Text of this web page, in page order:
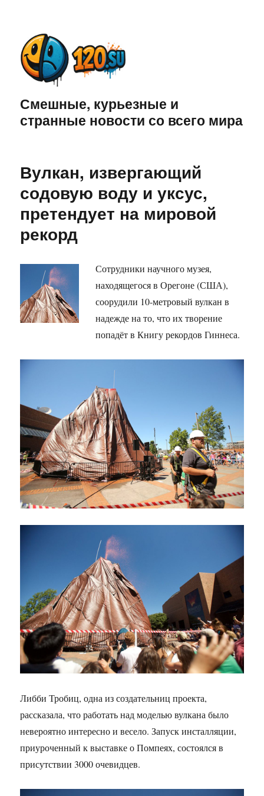
Смешные, курьезные и
странные новости со всего мира
Вулкан, извергающий
содовую воду и уксус,
претендует на мировой
рекорд
Сотрудники научного музея,
находящегося в Орегоне (США),
соорудили 10-метровый вулкан в
надежде на то, что их творение
попадёт в Книгу рекордов Гиннеса.
Либби Тробиц, одна из создательниц проекта,
рассказала, что работать над моделью вулкана было
невероятно интересно и весело. Запуск инсталляции,
приуроченный к выставке о Помпеях, состоялся в
присутствии 3000 очевидцев.